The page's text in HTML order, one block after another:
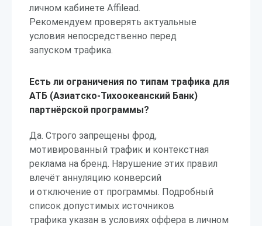
личном кабинете Affilead.
Рекомендуем проверять актуальные
условия непосредственно перед
запуском трафика.
Есть ли ограничения по типам трафика для
АТБ (Азиатско-Тихоокеанский Банк)
партнёрской программы?
Да. Строго запрещены фрод,
мотивированный трафик и контекстная
реклама на бренд. Нарушение этих правил
влечёт аннуляцию конверсий
и отключение от программы. Подробный
список допустимых источников
трафика указан в условиях оффера в личном